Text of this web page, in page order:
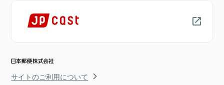
サイトのご利用について